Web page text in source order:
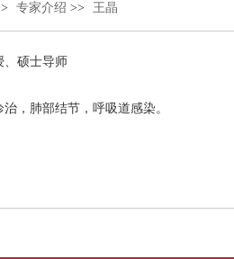
专家介绍 >> 王晶
、硕士导师
，肺部结节，呼吸道感染。